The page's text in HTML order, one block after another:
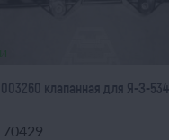
клапанная для Я-З-534
70429